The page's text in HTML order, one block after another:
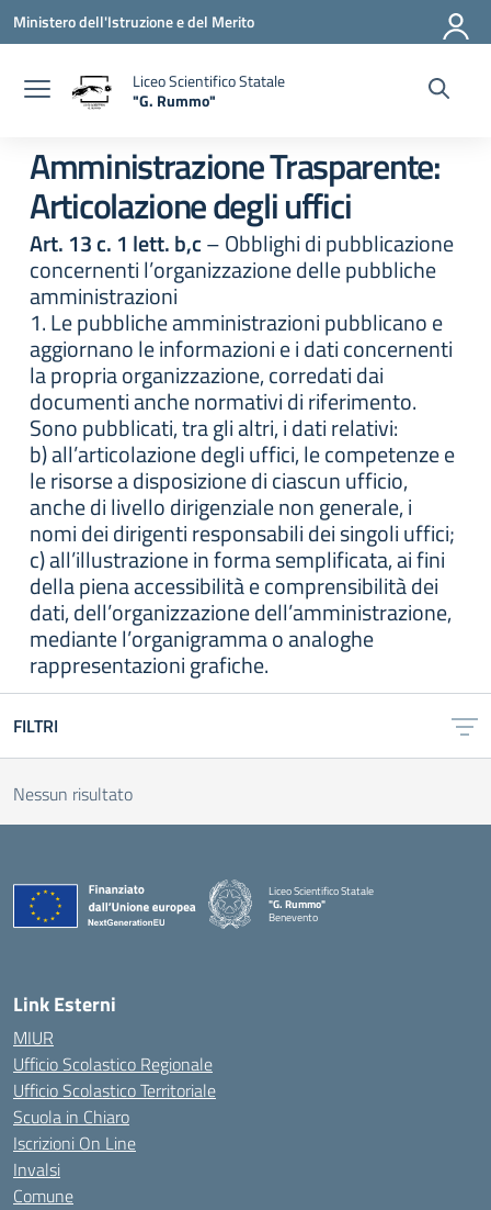
Vai ai contenuti
Vai al menu di navigazione
Vai al footer
Ministero dell'Istruzione e del Merito
Liceo Scientifico Statale
"G. Rummo"
Amministrazione Trasparente:
Articolazione degli uffici
Art. 13 c. 1 lett. b,c– Obblighi di pubblicazione
concernenti l’organizzazione delle pubbliche
amministrazioni
1. Le pubbliche amministrazioni pubblicano e
aggiornano le informazioni e i dati concernenti
la propria organizzazione, corredati dai
documenti anche normativi di riferimento.
Sono pubblicati, tra gli altri, i dati relativi:
b) all’articolazione degli uffici, le competenze e
le risorse a disposizione di ciascun ufficio,
anche di livello dirigenziale non generale, i
nomi dei dirigenti responsabili dei singoli uffici;
c) all’illustrazione in forma semplificata, ai fini
della piena accessibilità e comprensibilità dei
dati, dell’organizzazione dell’amministrazione,
mediante l’organigramma o analoghe
rappresentazioni grafiche.
FILTRI
Nessun risultato
Liceo Scientifico Statale
"G. Rummo"
Benevento
Link Esterni
MIUR
Ufficio Scolastico Regionale
Ufficio Scolastico Territoriale
Scuola in Chiaro
Iscrizioni On Line
Invalsi
Comune